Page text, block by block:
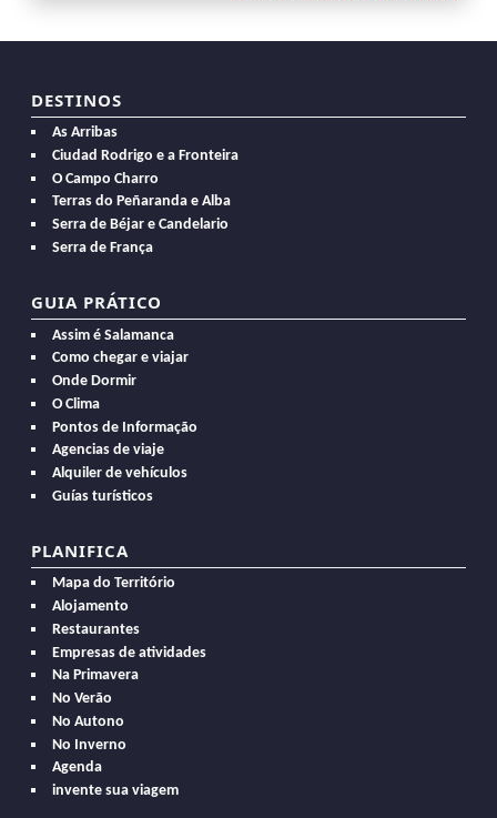
DESTINOS
As Arribas
Ciudad Rodrigo e a Fronteira
O Campo Charro
Terras do Peñaranda e Alba
Serra de Béjar e Candelario
Serra de França
GUIA PRÁTICO
Assim é Salamanca
Como chegar e viajar
Onde Dormir
O Clima
Pontos de Informação
Agencias de viaje
Alquiler de vehículos
Guías turísticos
PLANIFICA
Mapa do Território
Alojamento
Restaurantes
Empresas de atividades
Na Primavera
No Verão
No Autono
No Inverno
Agenda
invente sua viagem